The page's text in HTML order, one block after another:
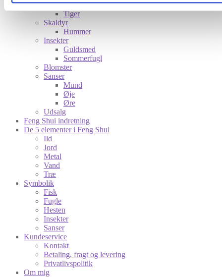
Leopard
Tiger
Skaldyr
Hummer
Insekter
Guldsmed
Sommerfugl
Blomster
Sanser
Mund
Øje
Øre
Udsalg
Feng Shui indretning
De 5 elementer i Feng Shui
Ild
Jord
Metal
Vand
Træ
Symbolik
Fisk
Fugle
Hesten
Insekter
Sanser
Kundeservice
Kontakt
Betaling, fragt og levering
Privatlivspolitik
Om mig